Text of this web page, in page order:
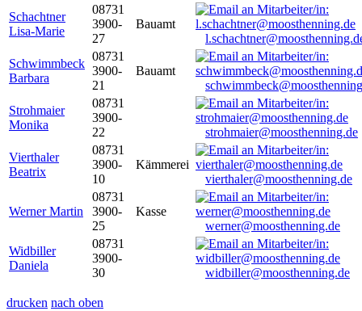
Schachtner
Lisa-Marie
08731
3900-
27
Bauamt
Schwimmbeck
Barbara
08731
3900-
21
Bauamt
Strohmaier
Monika
08731
3900-
22
strohmaier@moosthenning.de
Vierthaler
Beatrix
08731
3900-
10
Kämmerei
vierthaler@moosthenning.de
Werner Martin
08731
3900-
25
Kasse
werner@moosthenning.de
Widbiller
Daniela
08731
3900-
30
widbiller@moosthenning.de
drucken nach oben